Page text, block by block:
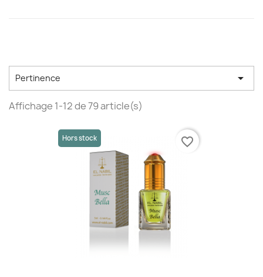
Pertinence 
Affichage 1-12 de 79 article(s)
Hors stock favorite_border